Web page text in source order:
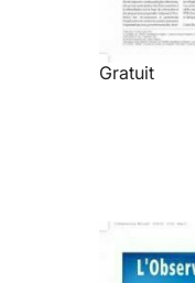
Gratuit